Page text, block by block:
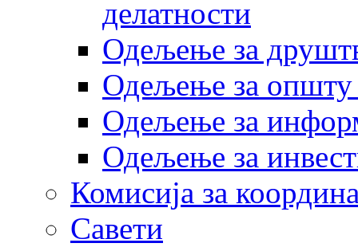
делатности
Одељење за
Одељење за општу
Одељење за
Одељење за
Комисија за
Савети